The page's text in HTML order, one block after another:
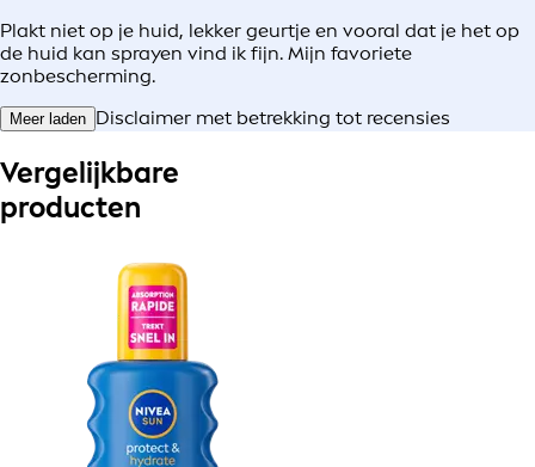
Plakt niet op je huid, lekker geurtje en vooral dat je het op
de huid kan sprayen vind ik fijn. Mijn favoriete
zonbescherming.
Meer laden Disclaimer met betrekking tot recensies
Vergelijkbare
producten